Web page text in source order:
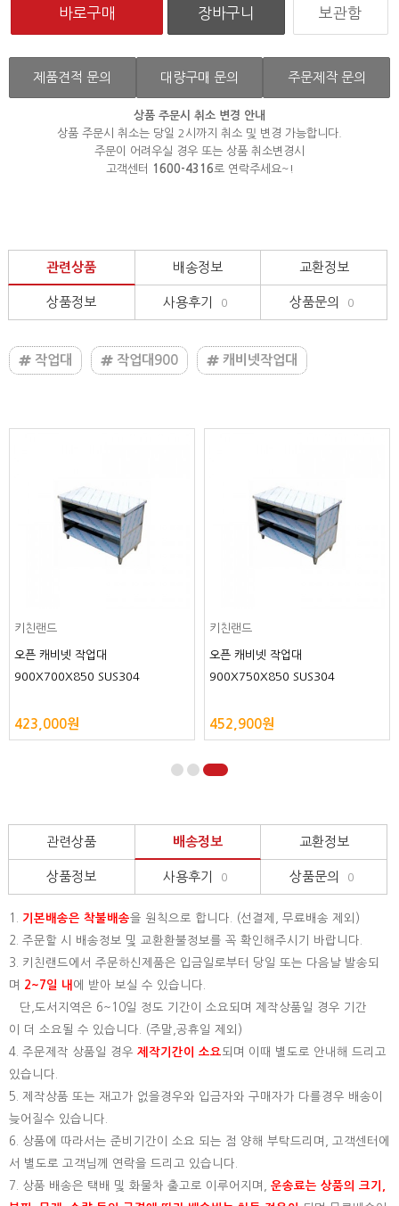
보관함
제품견적 문의 대량구매 문의 주문제작 문의
상품 주문시 취소 변경 안내
상품 주문시 취소는 당일 2시까지 취소 및 변경 가능합니다.
주문이 어려우실 경우 또는 상품 취소변경시
고객센터
1600-4316로 연락주세요~!
관련상품 배송정보 교환정보
상품정보 사용후기 0 상품문의 0
작업대 작업대900 캐비넷작업대
키친랜드
오픈 캐비넷 작업대
900X700X850 SUS304
423,000원
키친랜드
오픈 캐비넷 작업대
900X750X850 SUS304
452,900원
관련상품 배송정보 교환정보
상품정보 사용후기 0 상품문의 0
1. 기본배송은 착불배송을 원칙으로 합니다. (선결제, 무료배송 제외)
2. 주문할 시 배송정보 및 교환환불정보를 꼭 확인해주시기 바랍니다.
3. 키친랜드에서 주문하신제품은 입금일로부터 당일 또는 다음날 발송되
며
2~7일 내 에 받아 보실 수 있습니다.
단,도서지역은 6~10일 정도 기간이 소요되며 제작상품일 경우 기간
이 더 소요될 수 있습니다. (주말,공휴일 제외)
4. 주문제작 상품일 경우 제작기간이 소요되며 이때 별도로 안내해 드리고
있습니다.
5. 제작상품 또는 재고가 없을경우와 입금자와 구매자가 다를경우 배송이
늦어질수 있습니다.
6. 상품에 따라서는 준비기간이 소요 되는 점 양해 부탁드리며, 고객센터에
서 별도로 고객님께 연락을 드리고 있습니다.
7. 상품 배송은 택배 및 화물차 출고로 이루어지며, 운송료는 상품의 크기,